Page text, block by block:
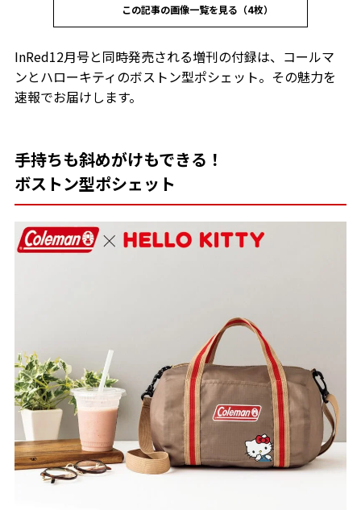
この記事の画像一覧を見る（4枚）
InRed12月号と同時発売される増刊の付録は、コールマ
ンとハローキティのボストン型ポシェット。その魅力を
速報でお届けします。
手持ちも斜めがけもできる！
ボストン型ポシェット